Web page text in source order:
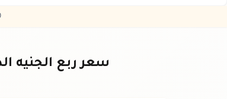
سعر ربع الجنيه الذهب عيار ٢١ في